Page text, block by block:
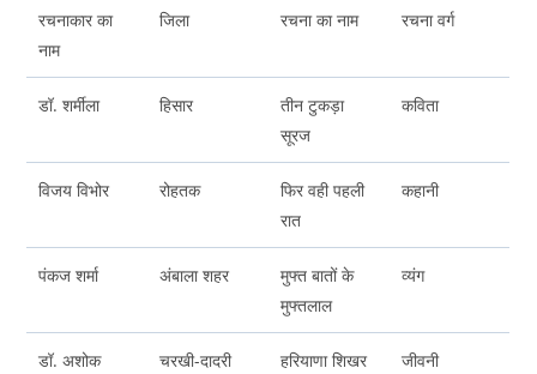
रचनाकार का
नाम
जिला रचना का नाम रचना वर्ग
डॉ. शर्मीला हिसार
तीन टुकड़ा
सूरज
कविता
विजय विभोर रोहतक
फिर वही पहली
रात
कहानी
पंकज शर्मा अंबाला शहर
मुफ्त बातों के
मुफ्तलाल
व्यंग
डॉ. अशोक
चरखी-दादरी
हरियाणा शिखर
जीवनी